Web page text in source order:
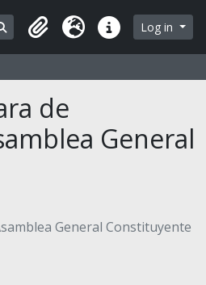
Search in browse page
ClipboardLanguageQuick linksLog in
de
General
General Constituyente